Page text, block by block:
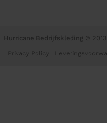
Hurricane Bedrijfskleding ©
Privacy Policy